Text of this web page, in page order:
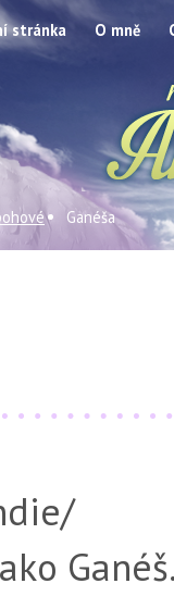
stránka O mně
Ganéša